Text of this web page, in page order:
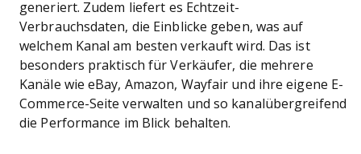
generiert. Zudem liefert es Echtzeit-
Verbrauchsdaten, die Einblicke geben, was auf
welchem Kanal am besten verkauft wird. Das ist
besonders praktisch für Verkäufer, die mehrere
Kanäle wie eBay, Amazon, Wayfair und ihre eigene E-
Commerce-Seite verwalten und so kanalübergreifend
die Performance im Blick behalten.